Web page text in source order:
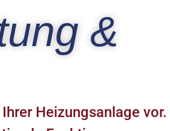
&
Heizungsanlage vor.